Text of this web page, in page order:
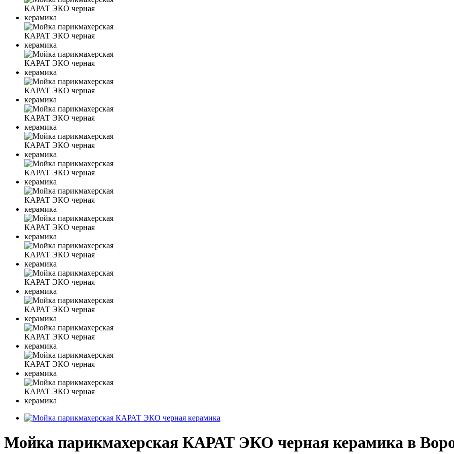
Мойка парикмахерская КАРАТ ЭКО черная керамика в